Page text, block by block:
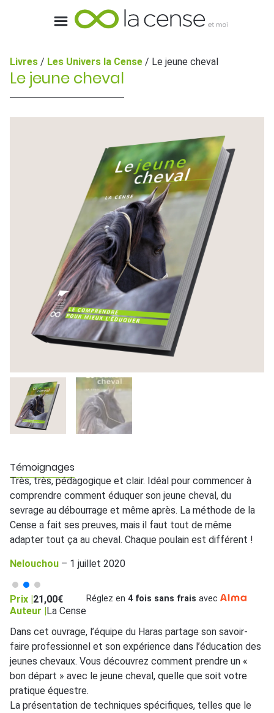
Livres / Les Univers la Cense / Le jeune cheval
Le jeune cheval
Témoignages
Nelouchou – 1 juillet 2020
Très, très, pédagogique et clair. Idéal pour commencer à
comprendre comment éduquer son jeune cheval, du
sevrage au débourrage et même après. La méthode de la
Cense a fait ses preuves, mais il faut tout de même
adapter tout ça au cheval. Chaque poulain est différent !
Prix | 21,00€ Réglez en 4 fois sans frais avec
Auteur |
La Cense
Dans cet ouvrage, l’équipe du Haras partage son savoir-
faire professionnel et son expérience dans l’éducation des
jeunes chevaux. Vous découvrez comment prendre un «
bon départ » avec le jeune cheval, quelle que soit votre
pratique équestre.
La présentation de techniques spécifiques, telles que le